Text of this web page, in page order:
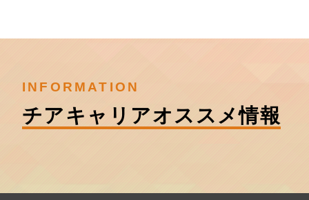
INFORMATION
チアキャリアオススメ情報